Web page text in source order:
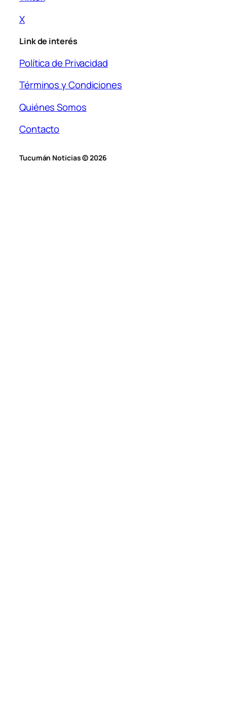
X
Link de interés
Política de Privacidad
Términos y Condiciones
Quiénes Somos
Contacto
Tucumán Noticias © 2026